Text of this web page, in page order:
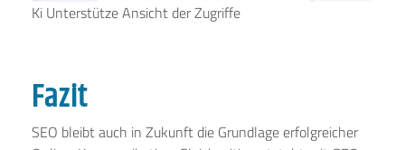
Ki Unterstütze Ansicht der Zugriffe
Fazit
SEO bleibt auch in Zukunft die Grundlage erfolgreicher